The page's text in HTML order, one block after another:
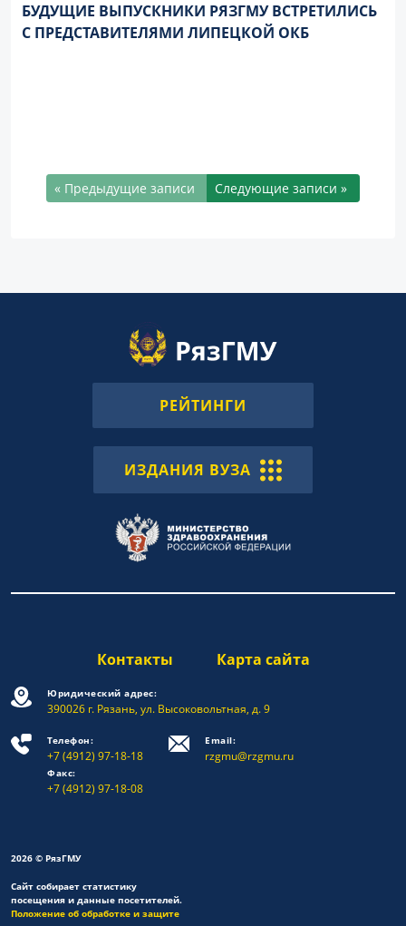
БУДУЩИЕ ВЫПУСКНИКИ РЯЗГМУ ВСТРЕТИЛИСЬ
С ПРЕДСТАВИТЕЛЯМИ ЛИПЕЦКОЙ ОКБ
« Предыдущие записи Следующие записи »
РЕЙТИНГИ
ИЗДАНИЯ ВУЗА
Контакты Карта сайта
Юридический адрес:
390026 г. Рязань, ул. Высоковольтная, д. 9
Телефон:
+7 (4912) 97-18-18
Факс:
+7 (4912) 97-18-08
Email:
rzgmu@rzgmu.ru
2026 © РязГМУ
Сайт собирает статистику
посещения и данные посетителей.
Положение об обработке и защите